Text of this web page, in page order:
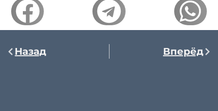
Назад Вперёд